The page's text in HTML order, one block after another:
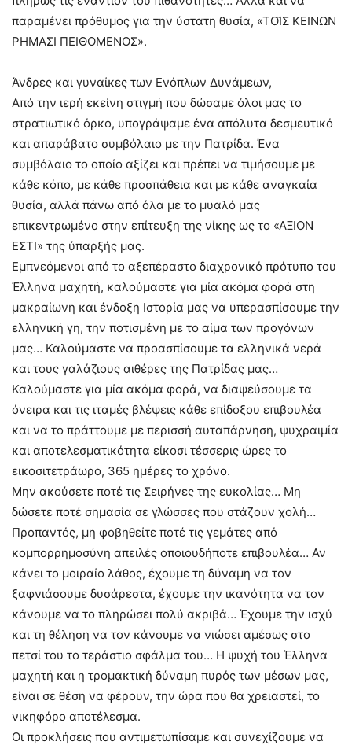
παραμένει πρόθυμος για την ύστατη θυσία, «ΤΟΙ͂Σ ΚΕΙΝΩΝ
ΡΗΜΑΣΙ ΠΕΙΘΟΜΕΝΟΣ».
Άνδρες και γυναίκες των Ενόπλων Δυνάμεων,
Από την ιερή εκείνη στιγμή που δώσαμε όλοι μας το
στρατιωτικό όρκο, υπογράψαμε ένα απόλυτα δεσμευτικό
και απαράβατο συμβόλαιο με την Πατρίδα. Ένα
συμβόλαιο το οποίο αξίζει και πρέπει να τιμήσουμε με
κάθε κόπο, με κάθε προσπάθεια και με κάθε αναγκαία
θυσία, αλλά πάνω από όλα με το μυαλό μας
επικεντρωμένο στην επίτευξη της νίκης ως το «ΑΞΙΟΝ
ΕΣΤΙ» της ύπαρξής μας.
Εμπνεόμενοι από το αξεπέραστο διαχρονικό πρότυπο του
Έλληνα μαχητή, καλούμαστε για μία ακόμα φορά στη
μακραίωνη και ένδοξη Ιστορία μας να υπερασπίσουμε την
ελληνική γη, την ποτισμένη με το αίμα των προγόνων
μας… Καλούμαστε να προασπίσουμε τα ελληνικά νερά
και τους γαλάζιους αιθέρες της Πατρίδας μας…
Καλούμαστε για μία ακόμα φορά, να διαψεύσουμε τα
όνειρα και τις ιταμές βλέψεις κάθε επίδοξου επιβουλέα
και να το πράττουμε με περισσή αυταπάρνηση, ψυχραιμία
και αποτελεσματικότητα είκοσι τέσσερις ώρες το
εικοσιτετράωρο, 365 ημέρες το χρόνο.
Μην ακούσετε ποτέ τις Σειρήνες της ευκολίας… Μη
δώσετε ποτέ σημασία σε γλώσσες που στάζουν χολή…
Προπαντός, μη φοβηθείτε ποτέ τις γεμάτες από
κομπορρημοσύνη απειλές οποιουδήποτε επιβουλέα… Αν
κάνει το μοιραίο λάθος, έχουμε τη δύναμη να τον
ξαφνιάσουμε δυσάρεστα, έχουμε την ικανότητα να τον
κάνουμε να το πληρώσει πολύ ακριβά… Έχουμε την ισχύ
και τη θέληση να τον κάνουμε να νιώσει αμέσως στο
πετσί του το τεράστιο σφάλμα του… Η ψυχή του Έλληνα
μαχητή και η τρομακτική δύναμη πυρός των μέσων μας,
είναι σε θέση να φέρουν, την ώρα που θα χρειαστεί, το
νικηφόρο αποτέλεσμα.
Οι προκλήσεις που αντιμετωπίσαμε και συνεχίζουμε να